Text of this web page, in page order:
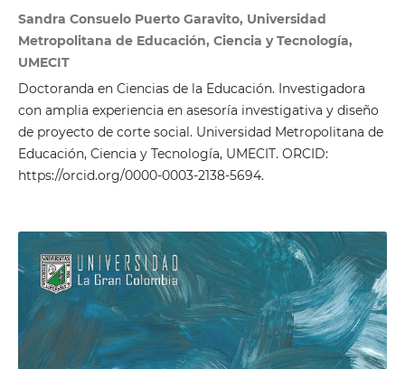
Sandra Consuelo Puerto Garavito, Universidad
Metropolitana de Educación, Ciencia y Tecnología,
UMECIT
Doctoranda en Ciencias de la Educación. Investigadora
con amplia experiencia en asesoría investigativa y diseño
de proyecto de corte social. Universidad Metropolitana de
Educación, Ciencia y Tecnología, UMECIT. ORCID:
https://orcid.org/0000-0003-2138-5694.